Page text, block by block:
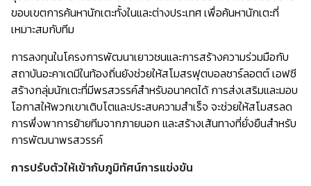
ขอบเขตการค้นหานักเตะทั้งในและต่างประเทศ เพื่อค้นหานักเตะที่
เหมาะสมกับทีม
การลงทุนในโครงการพัฒนาเยาวชนและการสร้างความร่วมมือกับ
สถาบันอะคาเดมีในท้องถิ่นยังช่วยให้สโมสรฟุตบอลชาร์ลอตต์ เอฟซี
สร้างกลุ่มนักเตะที่มีพรสวรรค์สำหรับอนาคตได้ การส่งเสริมและมอบ
โอกาสให้พวกเขาเติบโตและประสบความสำเร็จ จะช่วยให้สโมสรลด
การพึ่งพาการย้ายทีมจากภายนอก และสร้างเส้นทางที่ยั่งยืนสำหรับ
การพัฒนาพรสวรรค์
การปรับตัวให้เข้ากับภูมิทัศน์การแข่งขัน